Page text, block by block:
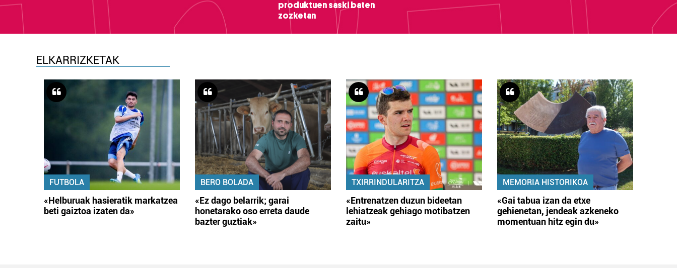
produktuen saski baten
zozketan
ELKARRIZKETAK
FUTBOLA
«Helburuak hasieratik markatzea
beti gaiztoa izaten da»
BERO BOLADA
«Ez dago belarrik; garai
honetarako oso erreta daude
bazter guztiak»
TXIRRINDULARITZA
«Entrenatzen duzun bideetan
lehiatzeak gehiago motibatzen
zaitu»
MEMORIA HISTORIKOA
«Gai tabua izan da etxe
gehienetan, jendeak azkeneko
momentuan hitz egin du»